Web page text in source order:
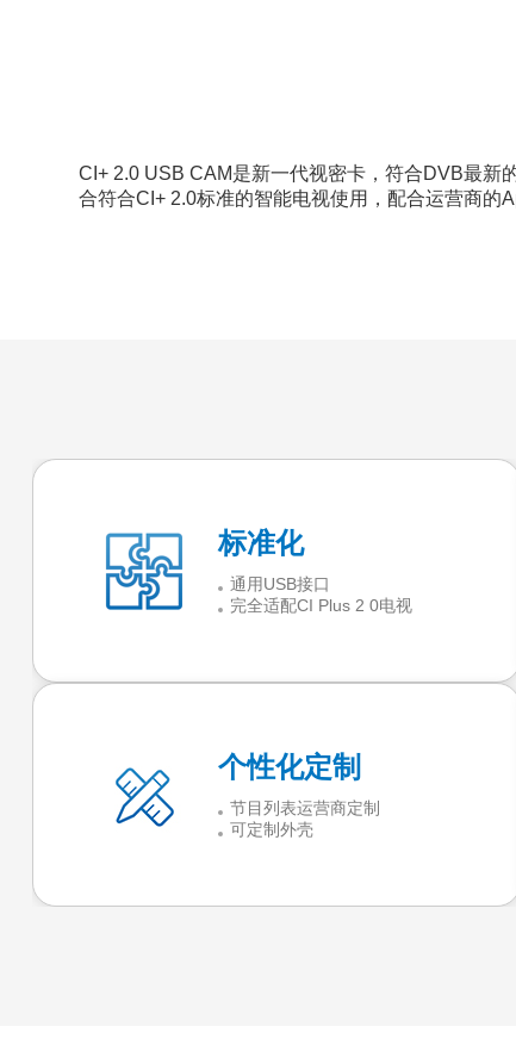
CI+ 2.0 USB CAM是新一代视密卡，符合DVB最新
合符合CI+ 2.0标准的智能电视使用，配合运营商的
标准化
通用USB接口
完全适配CI Plus 2 0电视
个性化定制
节目列表运营商定制
可定制外壳